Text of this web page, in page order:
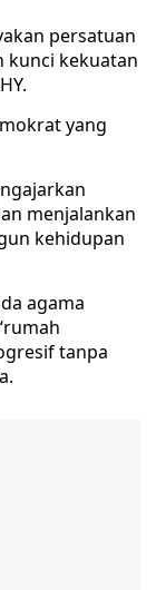
persatuan
kunci kekuatan
yang
menjalankan
kehidupan
agama
tanpa